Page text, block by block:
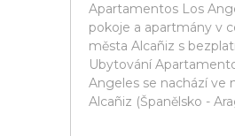
Apartamentos Los
pokoje a apartmány v
města Alcañiz s
Ubytování
Angeles se nachází ve
Alcañiz (Španělsko -